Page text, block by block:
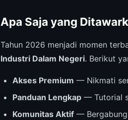
Apa Saja yang
Tahun 2026 menjadi momen
Industri Dalam Negeri. Berikut
Akses Premium — Nikmati
Panduan Lengkap — Tutorial
Komunitas Aktif — Bergabung